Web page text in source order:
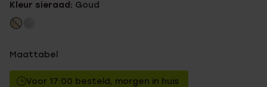
Kleur sieraad: Goud
Maattabel
Voor 17:00 besteld, morgen in huis